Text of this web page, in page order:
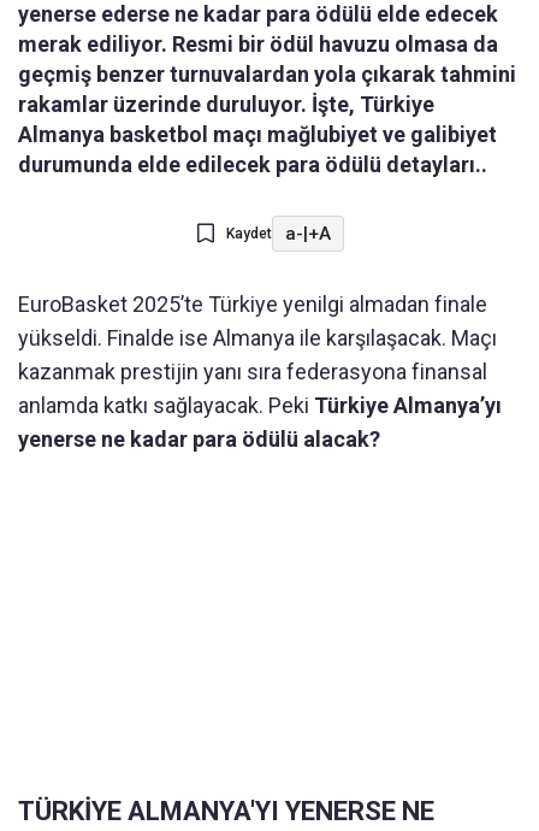
yenerse ederse ne kadar para ödülü elde edecek
merak ediliyor. Resmi bir ödül havuzu olmasa da
geçmiş benzer turnuvalardan yola çıkarak tahmini
rakamlar üzerinde duruluyor. İşte, Türkiye
Almanya basketbol maçı mağlubiyet ve galibiyet
durumunda elde edilecek para ödülü detayları..
Kaydet a-|+A
EuroBasket 2025’te Türkiye yenilgi almadan finale
yükseldi. Finalde ise Almanya ile karşılaşacak. Maçı
kazanmak prestijin yanı sıra federasyona finansal
anlamda katkı sağlayacak. Peki Türkiye Almanya’yı
yenerse ne kadar para ödülü alacak?
TÜRKİYE ALMANYA'YI YENERSE NE